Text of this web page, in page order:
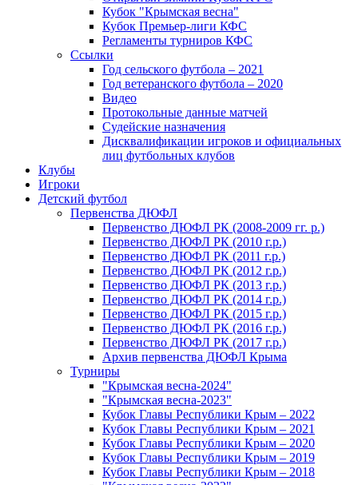
Кубок "Крымская весна"
Кубок Премьер-лиги КФС
Регламенты турниров КФС
Ссылки
Год сельского футбола – 2021
Год ветеранского футбола – 2020
Видео
Протокольные данные матчей
Судейские назначения
Дисквалификации игроков и официальных
лиц футбольных клубов
Клубы
Игроки
Детский футбол
Первенства ДЮФЛ
Первенство ДЮФЛ РК (2008-2009 гг. р.)
Первенство ДЮФЛ РК (2010 г.р.)
Первенство ДЮФЛ РК (2011 г.р.)
Первенство ДЮФЛ РК (2012 г.р.)
Первенство ДЮФЛ РК (2013 г.р.)
Первенство ДЮФЛ РК (2014 г.р.)
Первенство ДЮФЛ РК (2015 г.р.)
Первенство ДЮФЛ РК (2016 г.р.)
Первенство ДЮФЛ РК (2017 г.р.)
Архив первенства ДЮФЛ Крыма
Турниры
"Крымская весна-2024"
"Крымская весна-2023"
Кубок Главы Республики Крым – 2022
Кубок Главы Республики Крым – 2021
Кубок Главы Республики Крым – 2020
Кубок Главы Республики Крым – 2019
Кубок Главы Республики Крым – 2018